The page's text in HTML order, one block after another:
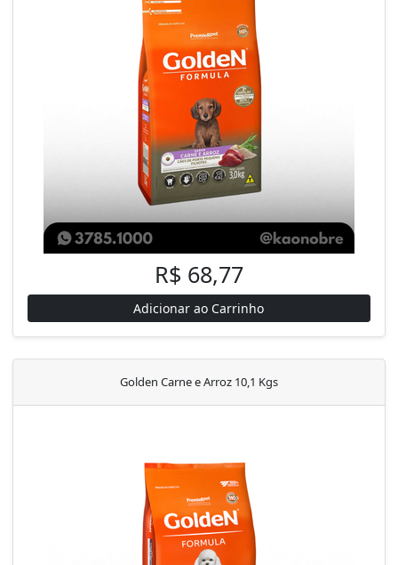
R$ 68,77
Adicionar ao Carrinho
Golden Carne e Arroz 10,1 Kgs